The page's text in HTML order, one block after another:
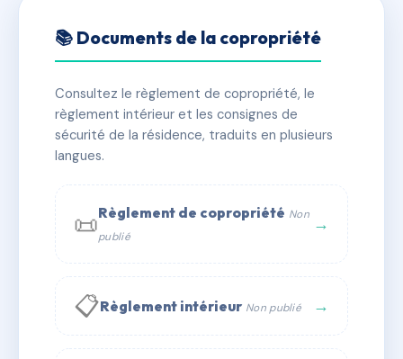
LE FLORE
✓ Immatriculée 🏠 43 lots 🏗 1 bâtiment(s)
📞 Contacter Syndic Digital
📚 Documents de la copropriété
Consultez le règlement de copropriété, le
règlement intérieur et les consignes de
sécurité de la résidence, traduits en plusieurs
langues.
📜Règlement de copropriété Non
publié
→
📋Règlement intérieur Non publié →